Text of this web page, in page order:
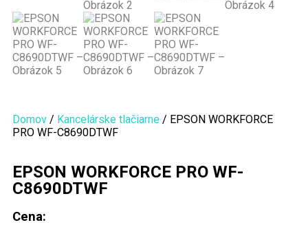
Domov / Kancelárske tlačiarne / EPSON WORKFORCE
PRO WF-C8690DTWF
EPSON WORKFORCE PRO WF-
C8690DTWF
Cena: